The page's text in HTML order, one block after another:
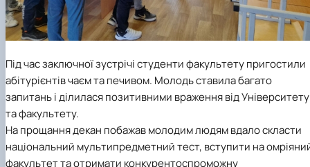
Під час заключної зустрічі студенти факультету пригостили
абітурієнтів чаєм та печивом. Молодь ставила багато
запитань і ділилася позитивними враження від Університету
та факультету.
На прощання декан побажав молодим людям вдало скласти
національний мультипредметний тест, вступити на
факультет та отримати конкурентоспроможну